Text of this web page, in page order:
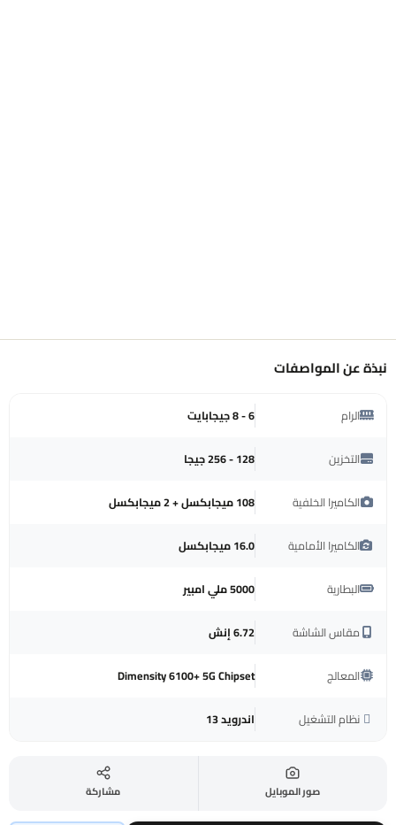
نبذة عن المواصفات
الرام 6 - 8 جيجابايت
التخزين 128 - 256 جيجا
الكاميرا الخلفية 108 ميجابكسل + 2 ميجابكسل
الكاميرا الأمامية 16.0 ميجابكسل
البطارية 5000 ملي امبير
مقاس الشاشة 6.72 إنش
المعالج Dimensity 6100+ 5G Chipset
نظام التشغيل اندرويد 13
صور الموبايل مشاركة